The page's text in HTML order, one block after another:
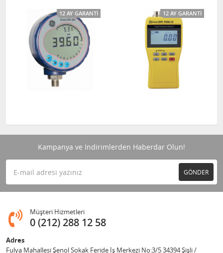
12 AY GARANTI 12 AY GARANTI
Kampanya ve İndirimlerden Haberdar Olun!
GÖNDER
Müşteri Hizmetleri
0 (212) 288 12 58
Adres
Fulya Mahallesi Şenol Sokak Feride İş Merkezi No:3/5 34394 Şişli /